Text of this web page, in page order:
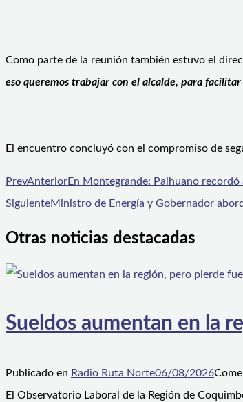
Como parte de la reunión también estuvo el
eso queremos trabajar con el alcalde, para
El encuentro concluyó con el compromiso de
PrevAnteriorEn Montegrande: Paihuano
SiguienteMinistro de Energía y Gobernador
Otras noticias destacadas
Sueldos aumentan en la
Publicado en Radio Ruta Norte06/08/2026
El Observatorio Laboral de la Región de